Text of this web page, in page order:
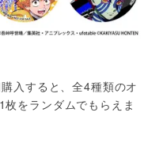
入すると、全4種類のオ
をランダムでもらえま